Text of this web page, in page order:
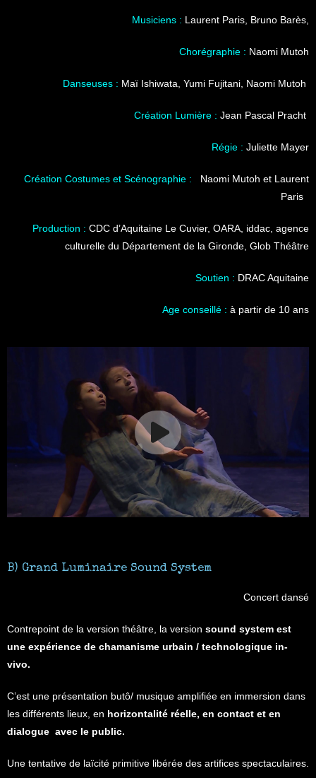
Musiciens : Laurent Paris, Bruno Barès,
Chorégraphie : Naomi Mutoh
Danseuses : Maï Ishiwata, Yumi Fujitani, Naomi Mutoh
Création Lumière : Jean Pascal Pracht
Régie : Juliette Mayer
Création Costumes et Scénographie : Naomi Mutoh et Laurent
Paris
Production : CDC d’Aquitaine Le Cuvier, OARA, iddac, agence
culturelle du Département de la Gironde, Glob Théâtre
Soutien : DRAC Aquitaine
Age conseillé : à partir de 10 ans
B) Grand Luminaire Sound System
Concert dansé
Contrepoint de la version théâtre, la version sound system est
une expérience de chamanisme urbain / technologique in-
vivo.
C’est une présentation butô/ musique amplifiée en immersion dans
les différents lieux, en horizontalité réelle, en contact et en
dialogue avec le public.
Une tentative de laïcité primitive libérée des artifices spectaculaires.